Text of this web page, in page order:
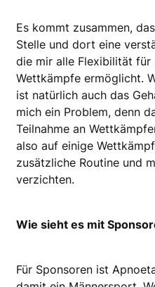
Es kommt zusammen,
Stelle und dort eine
die mir alle Flexibilität für
Wettkämpfe ermöglicht.
ist natür­lich auch das
mich ein Problem, denn
Teilnahme an
also auf einige
zusätzliche Routine und
verzichten.
Wie sieht es mit
Für Sponsoren ist